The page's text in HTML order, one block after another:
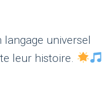
universel
leur histoire.